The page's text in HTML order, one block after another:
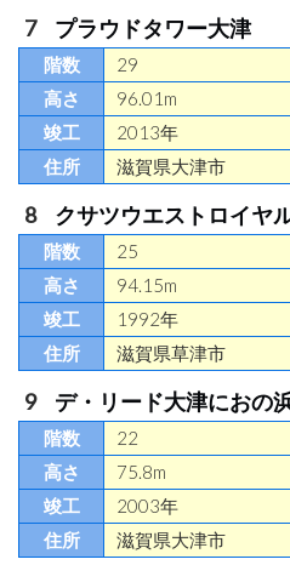
プラウドタワー大津
29
96.01m
2013年
滋賀県大津市
クサツウエストロイヤ
25
94.15m
1992年
滋賀県草津市
デ・リード大津におの
22
75.8m
2003年
滋賀県大津市